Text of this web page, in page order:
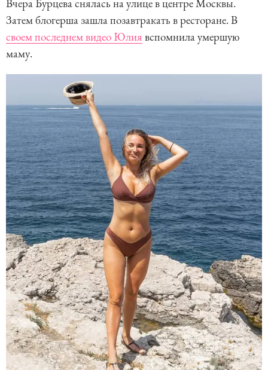
Вчера Бурцева снялась на улице в центре Москвы.
Затем блогерша зашла позавтракать в ресторане. В
своем последнем видео Юлия вспомнила умершую
маму.